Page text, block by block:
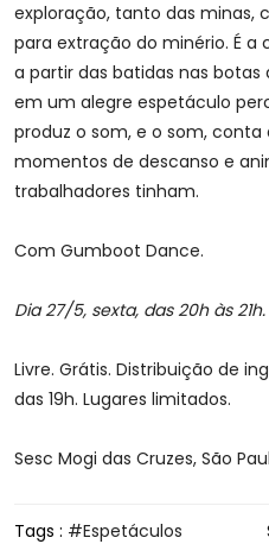
exploração, tanto das minas,
para extração do minério. É
a partir das batidas nas
em um alegre espetáculo
produz o som, e o som, conta
momentos de descanso e
trabalhadores tinham.
Com Gumboot Dance.
Dia 27/5, sexta, das 20h às 21h.
Livre. Grátis. Distribuição de
das 19h. Lugares limitados.
Sesc Mogi das Cruzes, São
Tags : Espetáculos